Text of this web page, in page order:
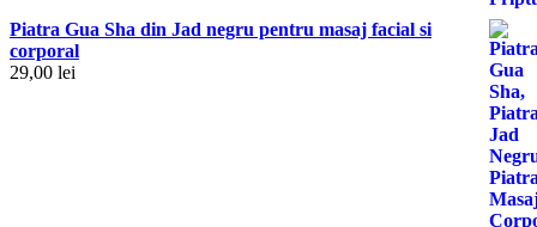
Piatra Gua Sha din Jad negru pentru masaj facial si
corporal
29,00 lei